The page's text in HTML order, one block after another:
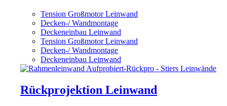
Tension Großmotor Leinwand
Decken-/ Wandmontage
Deckeneinbau Leinwand
Tension Großmotor Leinwand
Decken-/ Wandmontage
Deckeneinbau Leinwand
Rückprojektion Leinwand